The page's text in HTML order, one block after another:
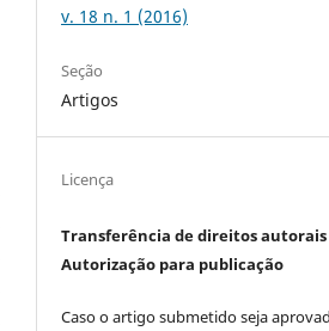
v. 18 n. 1 (2016)
Seção
Artigos
Licença
Transferência de direitos autorais
Autorização para publicação
Caso o artigo submetido seja